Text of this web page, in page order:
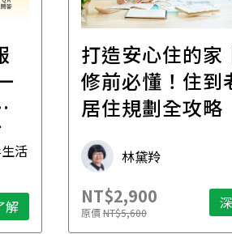
活
解
打造安心住的家
修前必懂！住到
居住規劃全攻略
林黛羚
NT$2,900
原價NT$5,600